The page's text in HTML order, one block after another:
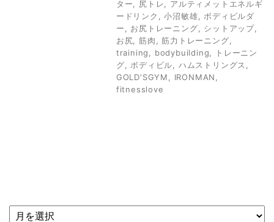
ター
尻トレ
アルティメットエネルギ
ードリンク
,小沼敏雄
ボディビルダ
ー
お尻トレーニング シットアップ,
お尻
筋肉 ,筋力トレーニング
training
bodybuilding
トレーニン
グ
ボディビル ハムストリングス
GOLD'SGYM
IRONMAN
fitnesslove